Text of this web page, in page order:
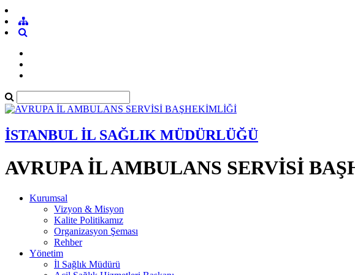
İSTANBUL İL SAĞLIK MÜDÜRLÜĞÜ
AVRUPA İL AMBULANS SERVİSİ
Kurumsal
Vizyon & Misyon
Kalite Politikamız
Organizasyon Şeması
Rehber
Yönetim
İl Sağlık Müdürü